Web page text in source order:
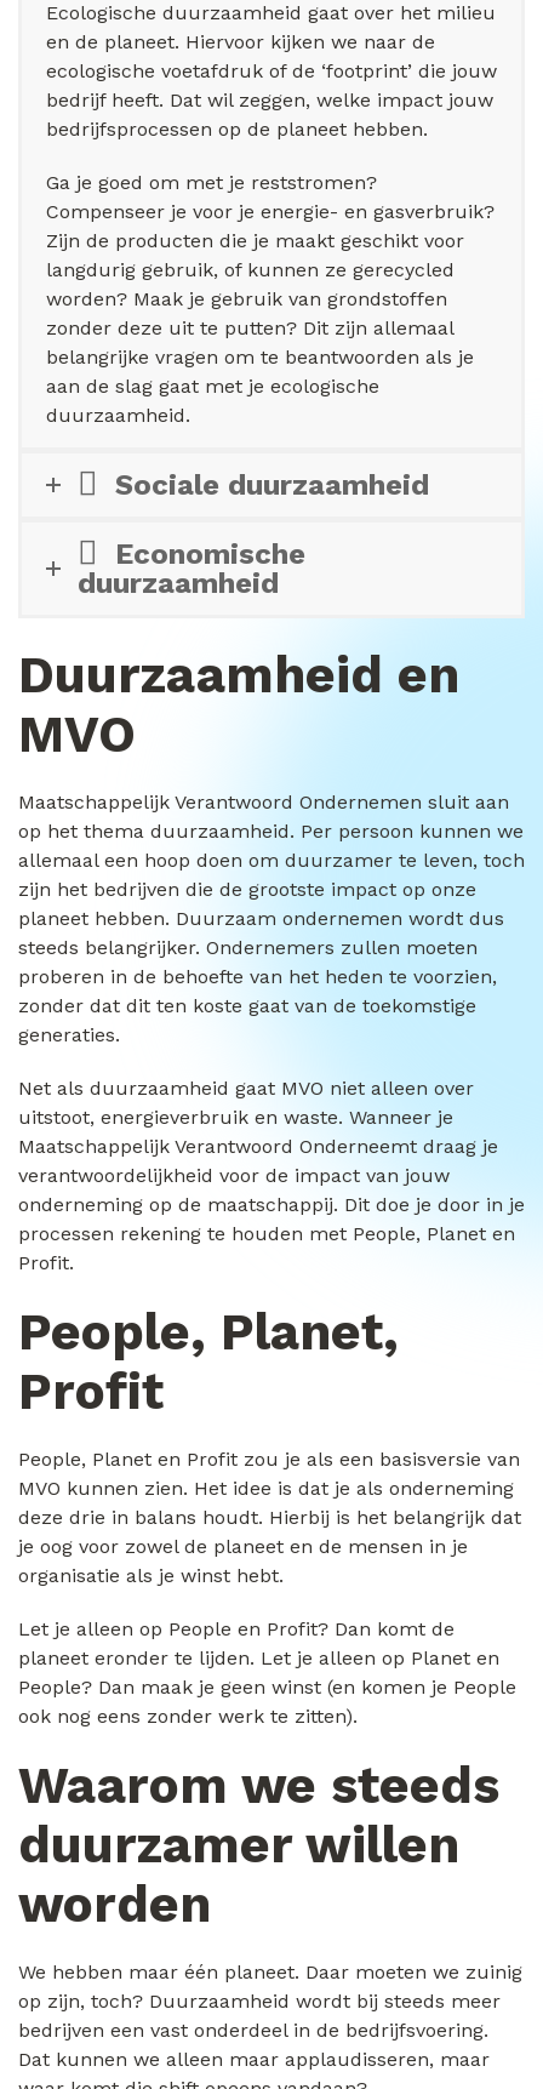
Ecologische duurzaamheid gaat over het milieu
en de planeet. Hiervoor kijken we naar de
ecologische voetafdruk of de ‘footprint’ die jouw
bedrijf heeft. Dat wil zeggen, welke impact jouw
bedrijfsprocessen op de planeet hebben.
Ga je goed om met je reststromen?
Compenseer je voor je energie- en gasverbruik?
Zijn de producten die je maakt geschikt voor
langdurig gebruik, of kunnen ze gerecycled
worden? Maak je gebruik van grondstoffen
zonder deze uit te putten? Dit zijn allemaal
belangrijke vragen om te beantwoorden als je
aan de slag gaat met je ecologische
duurzaamheid.
Sociale duurzaamheid
Economische
duurzaamheid
Duurzaamheid en
MVO
Maatschappelijk Verantwoord Ondernemen sluit aan
op het thema duurzaamheid. Per persoon kunnen we
allemaal een hoop doen om duurzamer te leven, toch
zijn het bedrijven die de grootste impact op onze
planeet hebben. Duurzaam ondernemen wordt dus
steeds belangrijker. Ondernemers zullen moeten
proberen in de behoefte van het heden te voorzien,
zonder dat dit ten koste gaat van de toekomstige
generaties.
Net als duurzaamheid gaat MVO niet alleen over
uitstoot, energieverbruik en waste. Wanneer je
Maatschappelijk Verantwoord Onderneemt draag je
verantwoordelijkheid voor de impact van jouw
onderneming op de maatschappij. Dit doe je door in je
processen rekening te houden met People, Planet en
Profit.
People, Planet,
Profit
People, Planet en Profit zou je als een basisversie van
MVO kunnen zien. Het idee is dat je als onderneming
deze drie in balans houdt. Hierbij is het belangrijk dat
je oog voor zowel de planeet en de mensen in je
organisatie als je winst hebt.
Let je alleen op People en Profit? Dan komt de
planeet eronder te lijden. Let je alleen op Planet en
People? Dan maak je geen winst (en komen je People
ook nog eens zonder werk te zitten).
Waarom we steeds
duurzamer willen
worden
We hebben maar één planeet. Daar moeten we zuinig
op zijn, toch? Duurzaamheid wordt bij steeds meer
bedrijven een vast onderdeel in de bedrijfsvoering.
Dat kunnen we alleen maar applaudisseren, maar